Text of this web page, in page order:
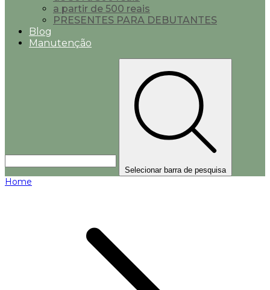
a partir de 500 reais
PRESENTES PARA DEBUTANTES
Blog
Manutenção
Selecionar barra de pesquisa
Home